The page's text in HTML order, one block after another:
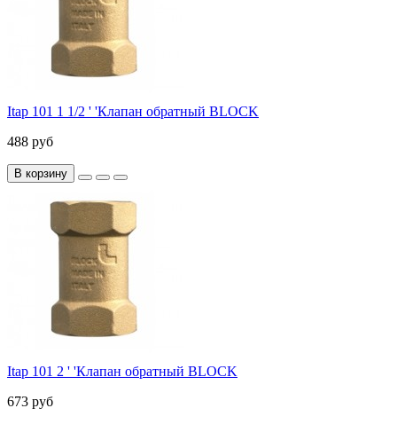
Itap 101 1 1/2 ' 'Клапан обратный BLOCK
488 руб
В корзину
Itap 101 2 ' 'Клапан обратный BLOCK
673 руб